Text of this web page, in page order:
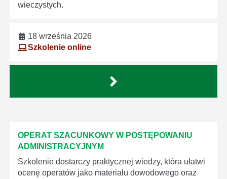
wieczystych.
18 września 2026
Szkolenie online
OPERAT SZACUNKOWY W POSTĘPOWANIU
ADMINISTRACYJNYM
Szkolenie dostarczy praktycznej wiedzy, która ułatwi
ocenę operatów jako materiału dowodowego oraz